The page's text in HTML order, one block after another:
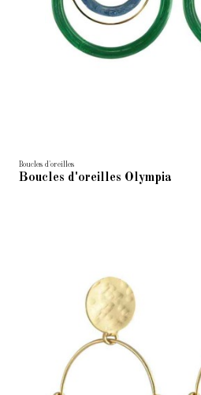
Boucles d'oreilles
Boucles d'oreilles Olympia